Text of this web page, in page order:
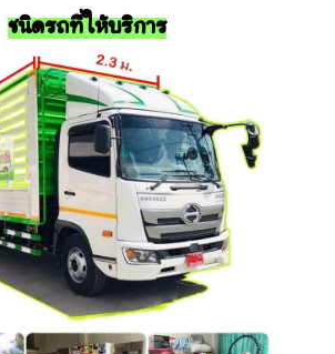
ชนิดรถที่ให้บริการ